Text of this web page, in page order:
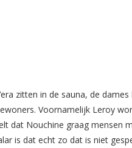
zitten in de sauna, de
Voornamelijk Leroy
dat Nouchine graag mensen
is dat echt zo dat is niet